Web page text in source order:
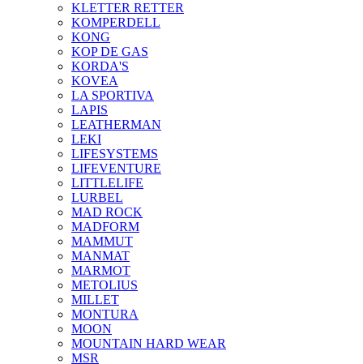
KLETTER RETTER
KOMPERDELL
KONG
KOP DE GAS
KORDA'S
KOVEA
LA SPORTIVA
LAPIS
LEATHERMAN
LEKI
LIFESYSTEMS
LIFEVENTURE
LITTLELIFE
LURBEL
MAD ROCK
MADFORM
MAMMUT
MANMAT
MARMOT
METOLIUS
MILLET
MONTURA
MOON
MOUNTAIN HARD WEAR
MSR